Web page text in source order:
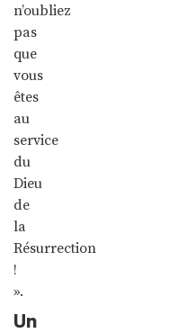
n’oubliez
pas
que
vous
êtes
au
service
du
Dieu
de
la
Résurrection
!
».
Un